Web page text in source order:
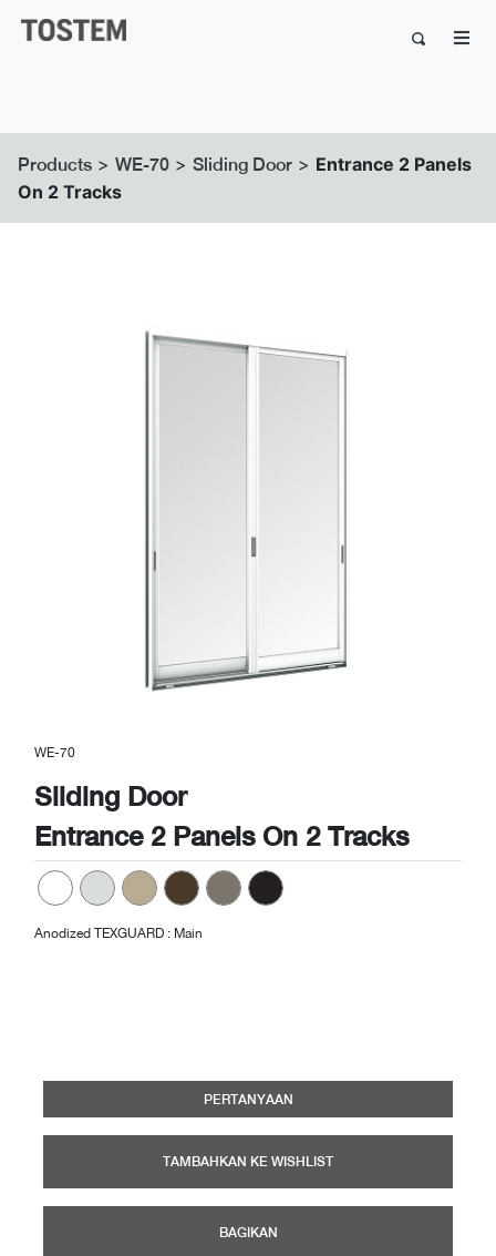
Products > WE-70 > Sliding Door > Entrance 2 Panels
On 2 Tracks
WE-70
Sliding Door
Entrance 2 Panels On 2 Tracks
Anodized TEXGUARD : Main
PERTANYAAN
TAMBAHKAN KE WISHLIST
BAGIKAN